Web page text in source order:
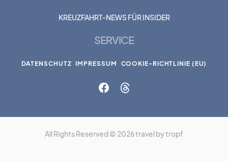
KREUZFAHRT-NEWS FÜR INSIDER
SERVICE
DATENSCHUTZ IMPRESSUM COOKIE-RICHTLINIE (EU)
All Rights Reserved © 2026 travel by tropf